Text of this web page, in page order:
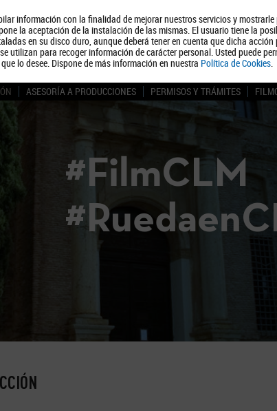
información con la finalidad de mejorar nuestros servicios y
la aceptación de la instalación de las mismas. El usuario tiene la
en su disco duro, aunque deberá tener en cuenta que dicha
utilizan para recoger información de carácter personal. Usted puede
lo desee. Dispone de más información en nuestra Política de Cookies.
Quiénes somos Turismo
ASESORÍA A PRODUCCIONES PERMISOS Y TRÁMITES
#FilmCLM